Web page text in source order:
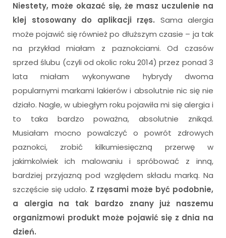
Niestety, może okazać się, że masz uczulenie na
klej stosowany do aplikacji rzęs. Sama alergia
może pojawić się również po dłuższym czasie – ja tak
na przykład miałam z paznokciami. Od czasów
sprzed ślubu (czyli od okolic roku 2014) przez ponad 3
lata miałam wykonywane hybrydy dwoma
popularnymi markami lakierów i absolutnie nic się nie
działo. Nagle, w ubiegłym roku pojawiła mi się alergia i
to taka bardzo poważna, absolutnie znikąd.
Musiałam mocno powalczyć o powrót zdrowych
paznokci, zrobić kilkumiesięczną przerwę w
jakimkolwiek ich malowaniu i spróbować z inną,
bardziej przyjazną pod względem składu marką. Na
szczęście się udało. Z rzęsami może być podobnie,
a alergia na tak bardzo znany już naszemu
organizmowi produkt może pojawić się z dnia na
dzień.